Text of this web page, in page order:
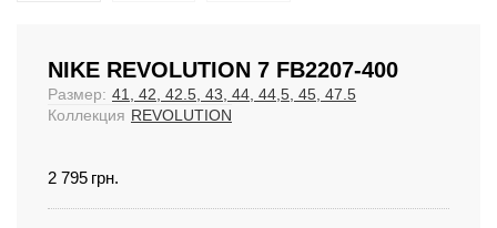
NIKE REVOLUTION 7 FB2207-400
Размер: 41, 42, 42.5, 43, 44, 44,5, 45, 47.5
Коллекция REVOLUTION
2 795 грн.